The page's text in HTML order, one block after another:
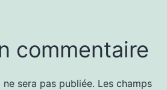
commentaire
sera pas publiée. Les champs